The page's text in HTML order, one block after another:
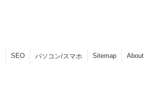
SEO パソコン/スマホ Sitemap About